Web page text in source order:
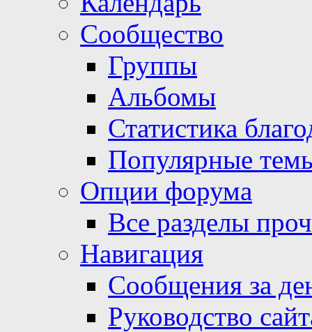
Сообщество
Группы
Альбомы
Статистика
Популярные
Опции форума
Все разделы
Навигация
Сообщения за
Руководство